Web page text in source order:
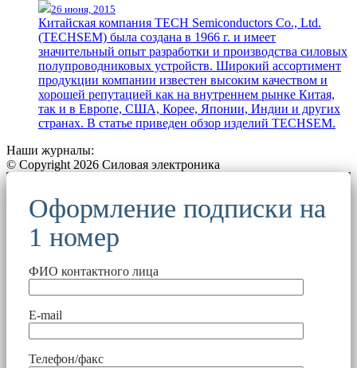
26 июня, 2015
Китайская компания TECH Semiconductors Co., Ltd.
(TECHSEM) была создана в 1966 г. и имеет
значительный опыт разработки и производства силовых
полупроводниковых устройств. Широкий ассортимент
продукции компании известен высоким качеством и
хорошей репутацией как на внутреннем рынке Китая,
так и в Европе, США, Корее, Японии, Индии и других
странах. В статье приведен обзор изделий TECHSEM.
Наши журналы:
© Copyright 2026 Силовая электроника
Оформление подписки на
1 номер
ФИО контактного лица
E-mail
Телефон/факс